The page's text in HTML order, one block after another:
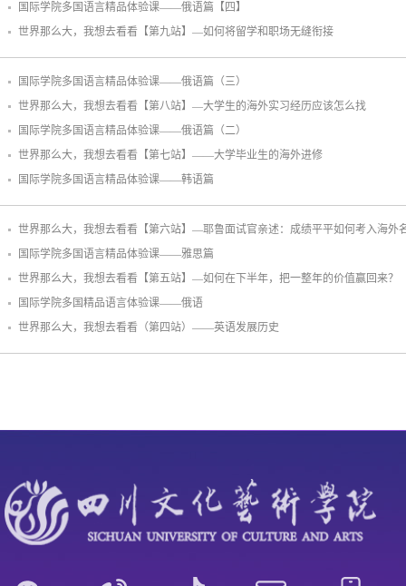
国际学院多国语言精品体验课——俄语篇【四】
世界那么大，我想去看看【第九站】—如何将留学和职场无缝衔接
国际学院多国语言精品体验课——俄语篇（三）
世界那么大，我想去看看【第八站】—大学生的海外实习经历应该怎么找
国际学院多国语言精品体验课——俄语篇（二）
世界那么大，我想去看看【第七站】——大学毕业生的海外进修
国际学院多国语言精品体验课——韩语篇
世界那么大，我想去看看【第六站】—耶鲁面试官亲述：成绩平平如何考入海外
国际学院多国语言精品体验课——雅思篇
世界那么大，我想去看看【第五站】—如何在下半年，把一整年的价值赢回来？
国际学院多国精品语言体验课——俄语
世界那么大，我想去看看（第四站）——英语发展历史